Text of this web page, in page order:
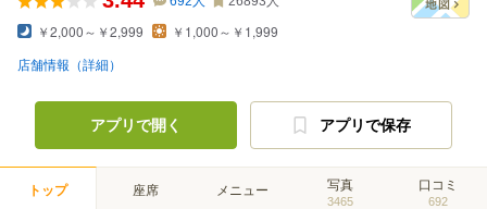
￥2,000～￥2,999 ￥1,000～￥1,999
店舗情報（詳細）
アプリで開く アプリで保存
トップ 座席 メニュー 写真
3465
口コミ
692